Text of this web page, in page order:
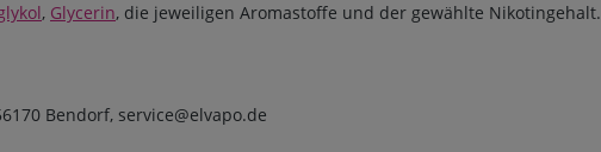
, Glycerin, die jeweiligen Aromastoffe und der gewählte Nikotingehalt.
Bendorf, service@elvapo.de